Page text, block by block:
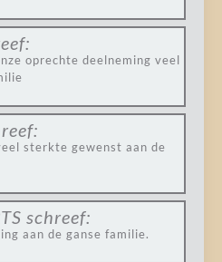
oprechte deelneming veel
sterkte gewenst aan de
schreef:
aan de ganse familie.